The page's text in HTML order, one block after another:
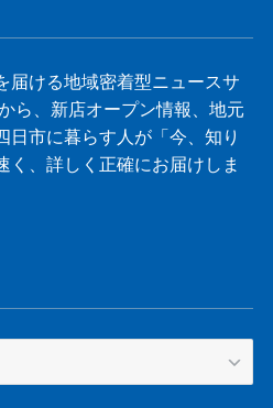
届ける地域密着型ニュースサ
ら、新店オープン情報、地元
日市に暮らす人が「今、知り
く、詳しく正確にお届けしま